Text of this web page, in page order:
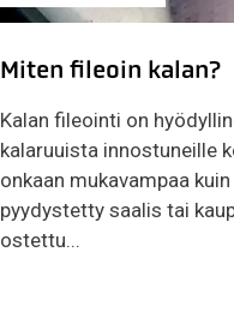
Miten fileoin kalan?
Kalan fileointi on
kalaruuista innostuneille
onkaan mukavampaa
pyydystetty saalis tai
ostettu...